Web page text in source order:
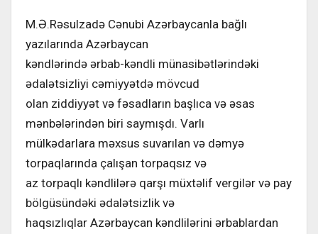
M.Ə.Rəsulzadə Cənubi Azərbaycanla bağlı
yazılarında Azərbaycan
kəndlərində ərbab-kəndli münasibətlərindəki
ədalətsizliyi cəmiyyətdə mövcud
olan ziddiyyət və fəsadların başlıca və əsas
mənbələrindən biri saymışdı. Varlı
mülkədarlara məxsus suvarılan və dəmyə
torpaqlarında çalışan torpaqsız və
az torpaqlı kəndlilərə qarşı müxtəlif vergilər və pay
bölgüsündəki ədalətsizlik və
haqsızlıqlar Azərbaycan kəndlilərini ərbablardan